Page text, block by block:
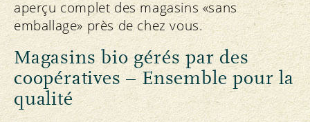
aperçu complet des magasins «sans
emballage» près de chez vous.
Magasins bio gérés par des
coopératives – Ensemble pour la
qualité